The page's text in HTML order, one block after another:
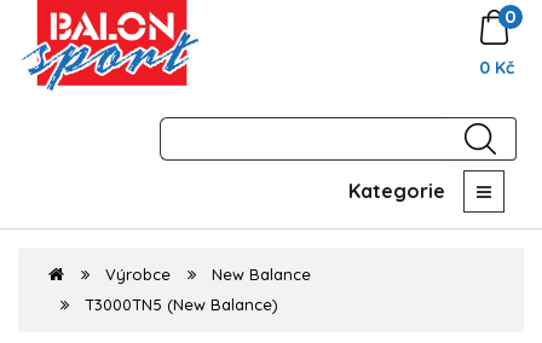
0
0 Kč
Kategorie
Výrobce
New Balance
T3000TN5 (New Balance)